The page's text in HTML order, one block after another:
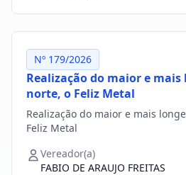
Nº 179/2026
Realização do maior e
norte, o Feliz Metal
Realização do maior e mais
Feliz Metal
Vereador(a)
FABIO DE ARAUJO FREITAS